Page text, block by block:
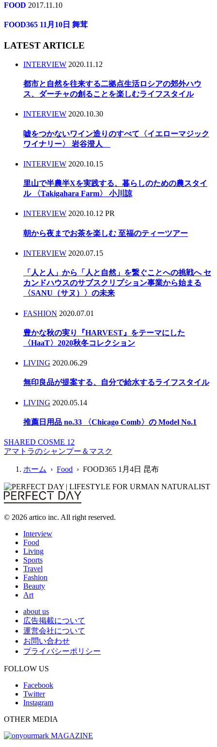
FOOD 2017.11.10
FOOD365 11月10日 舞茸
LATEST ARTICLE
INTERVIEW 2020.11.12
都市と自然を往来する二拠点生活ロシアの郊外ハウ
ス、ダーチャの創ることを楽しむライフスタイル
INTERVIEW 2020.10.30
嘘をつかないワイン造りのすべて〈イエローマジック
ワイナリー〉 岩谷澄人
INTERVIEW 2020.10.15
里山で半農半Xを実践する、暮らしのための農スタイ
ル 〈Takigahara Farm〉 小川諒
INTERVIEW 2020.10.12 PR
朝から夜までお茶を楽しむ 至福のティーツアー
INTERVIEW 2020.07.15
「人と人」から「人と自然」を繋ぐことへの挑戦へ セ
カンドハウスのサブスクリプション事業から始まる
〈SANU（サヌ）〉の未来
FASHION 2020.07.01
豊かな秋の実り『HARVEST』をテーマにした
〈HaaT〉2020秋冬コレクション
LIVING 2020.06.29
無印良品が提案する、自分で給水するライフスタイル
LIVING 2020.05.14
推薦日用品 no.33 〈Chicago Comb〉の Model No.1
SHARED COSME 12
アマトラのシャンプー＆マスク
ホーム › Food › FOOD365 1月4日 昆布
© 2026 artico inc. All right reserved.
Interview
Food
Living
Sports
Travel
Fashion
Beauty
Art
about us
広告掲載について
運営会社について
お問い合わせ
プライバシーポリシー
FOLLOW US
Facebook
Twitter
Instagram
OTHER MEDIA